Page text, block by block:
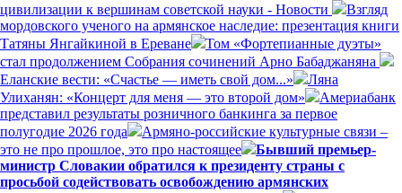
цивилизации к вершинам советской науки - Новости
Взгляд
мордовского ученого на армянское наследие: презентация книги
Татяны Янгайкиной в Ереване
Том «Фортепианные дуэты»
стал продолжением Собрания сочинений Арно Бабаджаняна
Еланские вести: «Счастье — иметь свой дом...»
Ляна
Улиханян: «Концерт для меня — это второй дом»
Америабанк
представил результаты розничного банкинга за первое
полугодие 2026 года
Армяно-российские культурные связи –
это не про прошлое, это про настоящее
Бывший премьер-
министр Словакии обратился к президенту страны с
просьбой содействовать освобождению армянских